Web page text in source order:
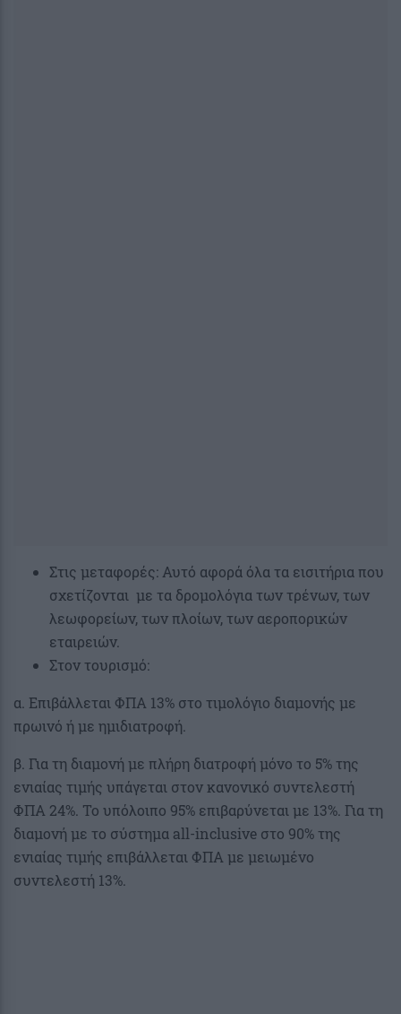
Στις μεταφορές: Αυτό αφορά όλα τα εισιτήρια που
σχετίζονται με τα δρομολόγια των τρένων, των
λεωφορείων, των πλοίων, των αεροπορικών
εταιρειών.
Στον τουρισμό:
α. Επιβάλλεται ΦΠΑ 13% στο τιμολόγιο διαμονής µε
πρωινό ή με ημιδιατροφή.
β. Για τη διαμονή µε πλήρη διατροφή μόνο το 5% της
ενιαίας τιμής υπάγεται στον κανονικό συντελεστή
ΦΠΑ 24%. Το υπόλοιπο 95% επιβαρύνεται με 13%. Για τη
διαμονή µε το σύστημα all-inclusive στο 90% της
ενιαίας τιμής επιβάλλεται ΦΠΑ με μειωμένο
συντελεστή 13%.